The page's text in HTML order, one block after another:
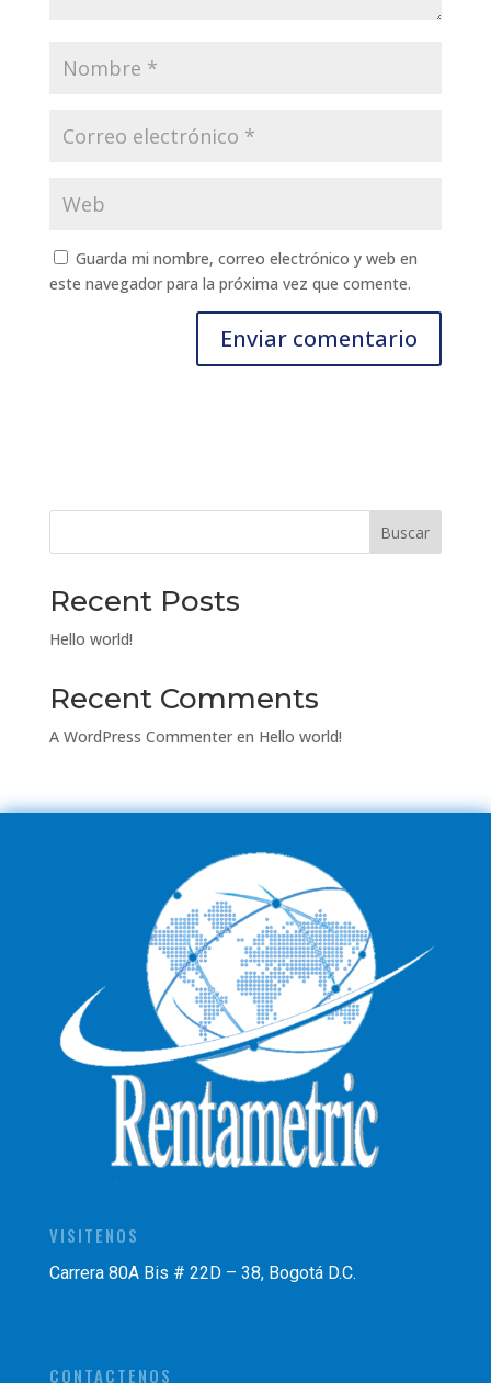
Guarda mi nombre, correo electrónico y web en
este navegador para la próxima vez que comente.
Buscar
Recent Posts
Hello world!
Recent Comments
A WordPress Commenteren Hello world!
VISITENOS
Carrera 80A Bis # 22D – 38, Bogotá D.C.
CONTACTENOS